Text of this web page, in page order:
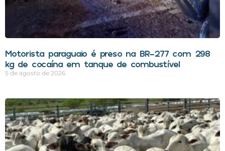
Motorista paraguaio é preso na BR-277 com 298
kg de cocaína em tanque de combustível
5 de agosto de 2026